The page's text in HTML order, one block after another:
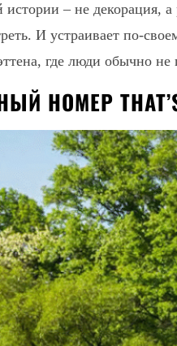
истории – не декорация,
И устраивает по-
где люди обычно
НОМЕР THAT’S